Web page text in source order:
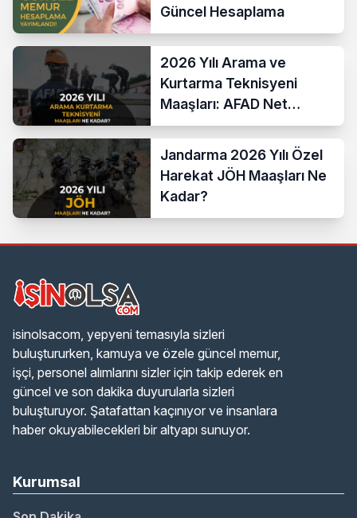
Güncel Hesaplama
2026 Yılı Arama ve
Kurtarma Teknisyeni
Maaşları: AFAD Net
Bordro Tablosu
Jandarma 2026 Yılı Özel
Harekat JÖH Maaşları Ne
Kadar?
isinolsacom, yepyeni temasıyla sizleri
buluştururken, kamuya ve özele güncel memur,
işçi, personel alımlarını sizler için takip ederek en
güncel ve son dakika duyurularla sizleri
buluşturuyor. Şatafattan kaçınıyor ve insanlara
haber okuyabilecekleri bir altyapı sunuyor.
Kurumsal